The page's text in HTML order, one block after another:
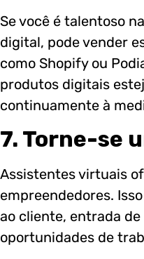
Se você é talentoso
digital, pode vender
como Shopify ou
produtos digitais
continuamente à
7. Torne-se
Assistentes virtuais
empreendedores.
ao cliente, entrada
oportunidades de